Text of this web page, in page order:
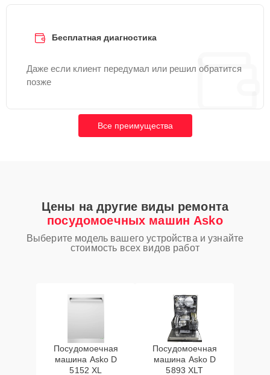
Бесплатная диагностика
Даже если клиент передумал или решил обратится
позже
Все преимущества
Цены на другие виды ремонта
посудомоечных машин Asko
Выберите модель вашего устройства и узнайте
стоимость всех видов работ
Посудомоечная
машина Asko D
5152 XL
Посудомоечная
машина Asko D
5893 XLT